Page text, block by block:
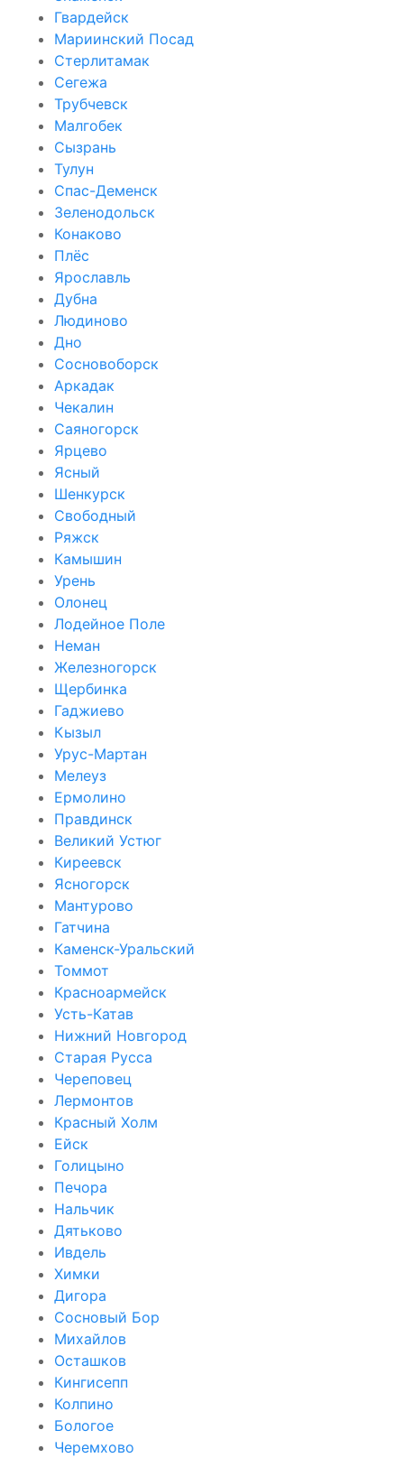
Гвардейск
Мариинский Посад
Стерлитамак
Сегежа
Трубчевск
Малгобек
Сызрань
Тулун
Спас-Деменск
Зеленодольск
Конаково
Плёс
Ярославль
Дубна
Людиново
Дно
Сосновоборск
Аркадак
Чекалин
Саяногорск
Ярцево
Ясный
Шенкурск
Свободный
Ряжск
Камышин
Урень
Олонец
Лодейное Поле
Неман
Железногорск
Щербинка
Гаджиево
Кызыл
Урус-Мартан
Мелеуз
Ермолино
Правдинск
Великий Устюг
Киреевск
Ясногорск
Мантурово
Гатчина
Каменск-Уральский
Томмот
Красноармейск
Усть-Катав
Нижний Новгород
Старая Русса
Череповец
Лермонтов
Красный Холм
Ейск
Голицыно
Печора
Нальчик
Дятьково
Ивдель
Химки
Дигора
Сосновый Бор
Михайлов
Осташков
Кингисепп
Колпино
Бологое
Черемхово